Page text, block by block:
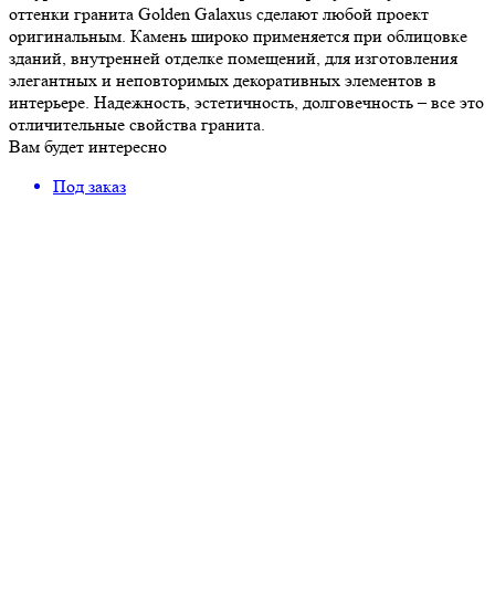
оттенки гранита Golden Galaxus сделают любой проект
оригинальным. Камень широко применяется при облицовке
зданий, внутренней отделке помещений, для изготовления
элегантных и неповторимых декоративных элементов в
интерьере. Надежность, эстетичность, долговечность – все это
отличительные свойства гранита.
Вам будет интересно
Под заказ